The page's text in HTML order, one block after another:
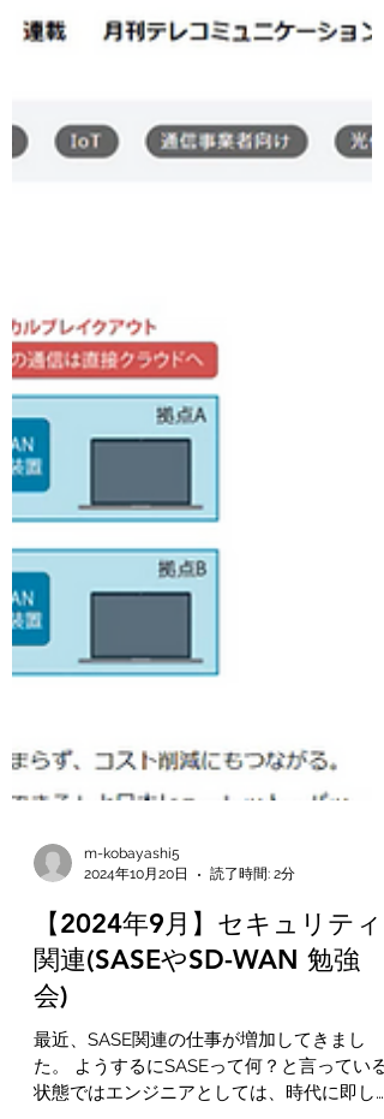
365 ゼロトラスト研修